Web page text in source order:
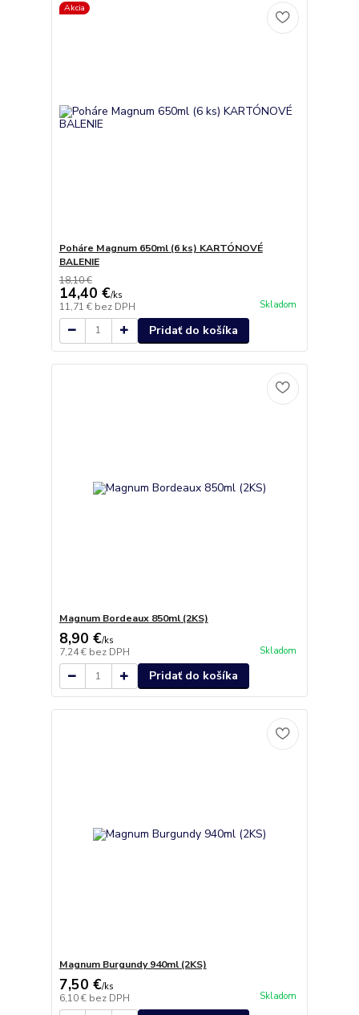
Akcia
Poháre Magnum 650ml (6 ks) KARTÓNOVÉ
BALENIE
18,10 €
14,40 €/ks
11,71 € bez DPH Skladom
Pridať do košíka
Magnum Bordeaux 850ml (2KS)
8,90 €/ks
7,24 € bez DPH Skladom
Pridať do košíka
Magnum Burgundy 940ml (2KS)
7,50 €/ks
6,10 € bez DPH Skladom